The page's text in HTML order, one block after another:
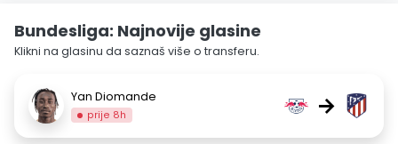
Bundesliga: Najnovije glasine
Klikni na glasinu da saznaš više o transferu.
Yan Diomande
prije 8h →